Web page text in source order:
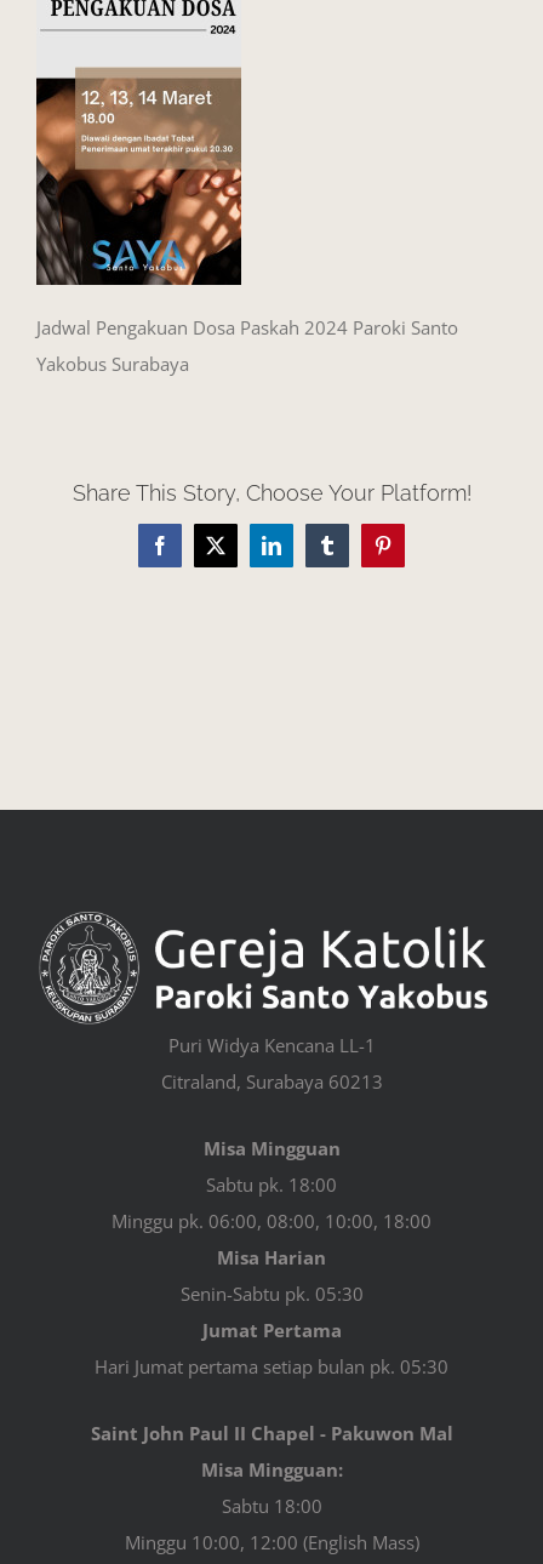
Jadwal Pengakuan Dosa Paskah 2024 Paroki Santo
Yakobus Surabaya
Share This Story, Choose Your Platform!
Facebook
X LinkedInTumblrPinterest
Puri Widya Kencana LL-1
Citraland, Surabaya 60213
Misa Mingguan
Sabtu pk. 18:00
Minggu pk. 06:00, 08:00, 10:00, 18:00
Misa Harian
Senin-Sabtu pk. 05:30
Jumat Pertama
Hari Jumat pertama setiap bulan pk. 05:30
Saint John Paul II Chapel - Pakuwon Mal
Misa Mingguan:
Sabtu 18:00
Minggu 10:00, 12:00 (English Mass)